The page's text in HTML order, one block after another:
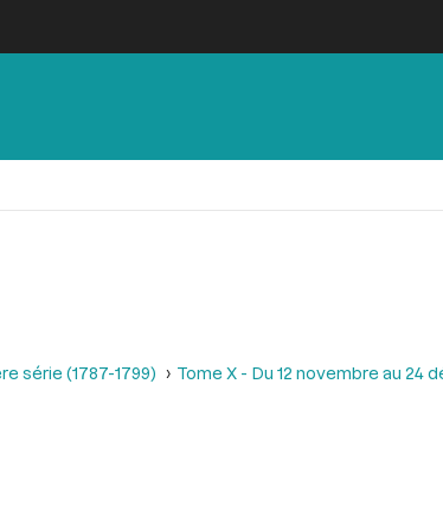
série (1787-1799) Tome X - Du 12 novembre au 24